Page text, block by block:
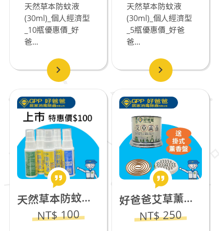
天然草本防蚊液
(30ml)_個人經濟型
_10瓶優惠價_好
爸...
天然草本防蚊液
(30ml)_個人經濟型
_5瓶優惠價_好爸
爸...
天然草本防蚊液(30ml)_個人經濟型_好爸爸嚴選
NT$ 100
好爸爸艾草薰香(捲)__好爸爸嚴選
NT$ 250